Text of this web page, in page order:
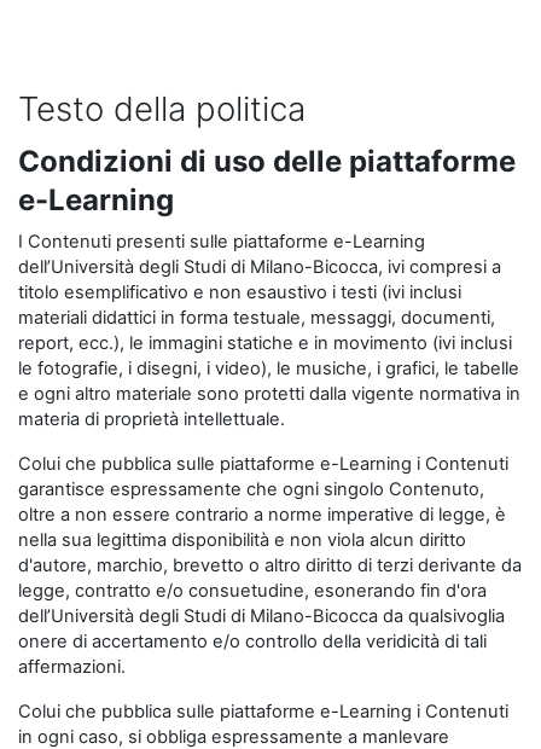
Testo della politica
Condizioni di uso delle piattaforme
e-Learning
I Contenuti presenti sulle piattaforme e-Learning
dell’Università degli Studi di Milano-Bicocca, ivi compresi a
titolo esemplificativo e non esaustivo i testi (ivi inclusi
materiali didattici in forma testuale, messaggi, documenti,
report, ecc.), le immagini statiche e in movimento (ivi inclusi
le fotografie, i disegni, i video), le musiche, i grafici, le tabelle
e ogni altro materiale sono protetti dalla vigente normativa in
materia di proprietà intellettuale.
Colui che pubblica sulle piattaforme e-Learning i Contenuti
garantisce espressamente che ogni singolo Contenuto,
oltre a non essere contrario a norme imperative di legge, è
nella sua legittima disponibilità e non viola alcun diritto
d'autore, marchio, brevetto o altro diritto di terzi derivante da
legge, contratto e/o consuetudine, esonerando fin d'ora
dell’Università degli Studi di Milano-Bicocca da qualsivoglia
onere di accertamento e/o controllo della veridicità di tali
affermazioni.
Colui che pubblica sulle piattaforme e-Learning i Contenuti
in ogni caso, si obbliga espressamente a manlevare